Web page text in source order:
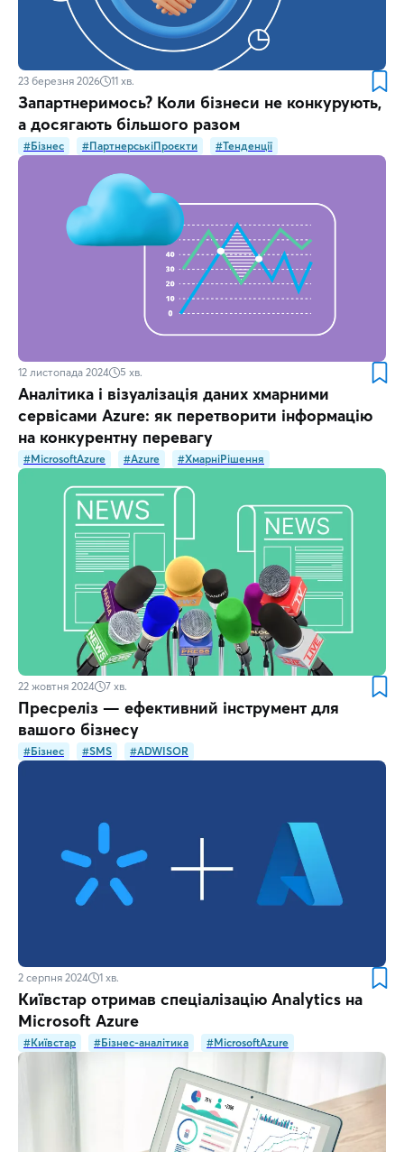
23 березня 2026 11 хв.
Запартнеримось? Коли бізнеси не конкурують,
а досягають більшого разом
#Бізнес #ПартнерськіПроєкти #Тенденції
12 листопада 2024 5 хв.
Аналітика і візуалізація даних хмарними
сервісами Azure: як перетворити інформацію
на конкурентну перевагу
#MicrosoftAzure #Azure #ХмарніРішення
22 жовтня 2024 7 хв.
Пресреліз — ефективний інструмент для
вашого бізнесу
#Бізнес #SMS #ADWISOR
2 серпня 2024 1 хв.
Київстар отримав спеціалізацію Analytics на
Microsoft Azure
#Київстар #Бізнес-аналітика #MicrosoftAzure